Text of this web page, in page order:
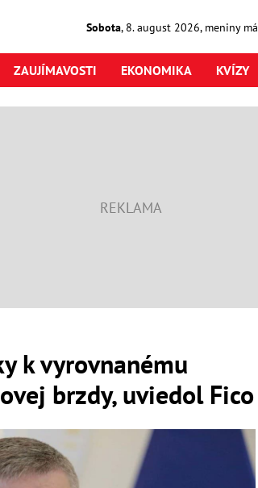
Sobota, 8. august2026, meniny má
ZAUJÍMAVOSTI EKONOMIKA KVÍZY
k vyrovnanému
brzdy, uviedol Fico